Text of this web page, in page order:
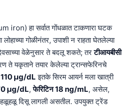
iron) हा सर्वात गोंधळात टाकणारा घटक
गोळीनंतर, उपाशी न राहता घेतलेल्या
वेळेनुसार ते बदलू शकते; तरटीआयबीसी
ते यकृताने तयार केलेल्या ट्रान्सफेरिनचे
110 µg/dL इतके सिरम आयर्न मला खात्री
µg/dL,फेरिटिन 18 ng/mL, असेल,
हळूहळू दिसू लागली असतील. उपयुक्त ट्रेंड